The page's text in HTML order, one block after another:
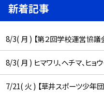
新着記事
8/3( 月 ) 【第２回学校運営協議
8/3( 月 ) ヒマワリ、ヘチマ、ヒョ
7/21( 火 ) 【草井スポーツ少年団